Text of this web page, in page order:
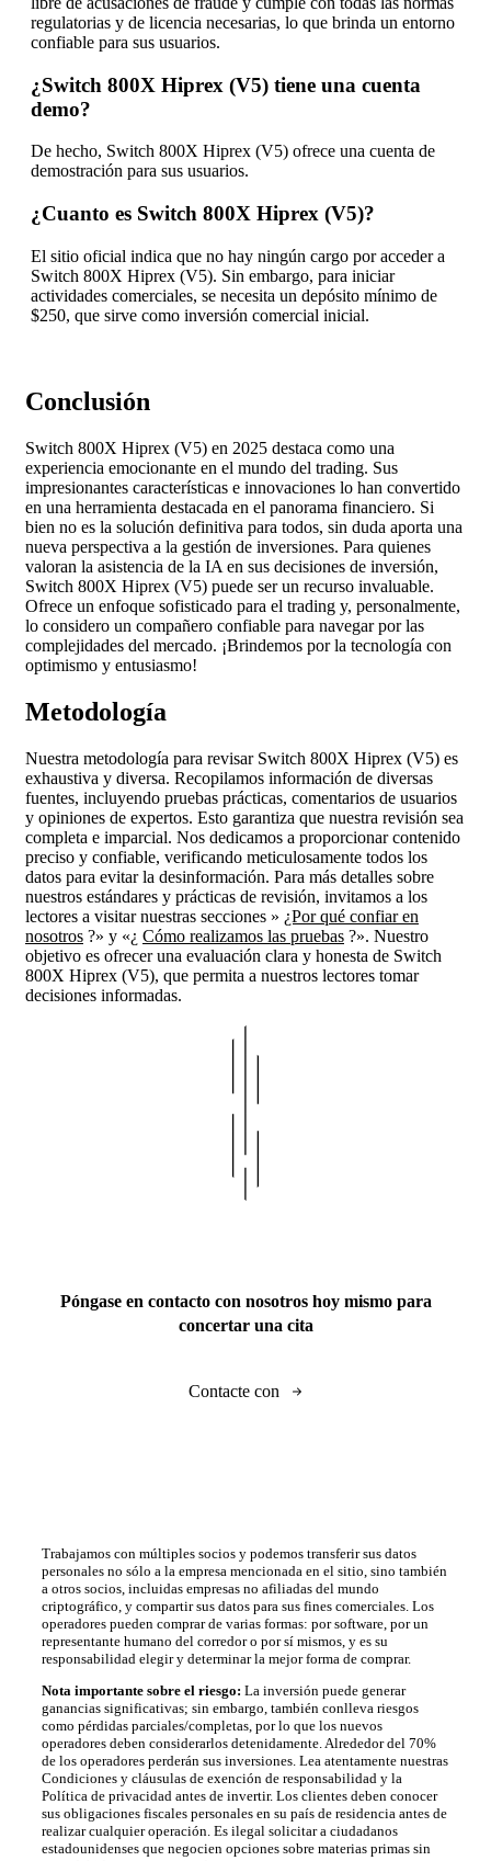
regulatorias y de licencia necesarias, lo que brinda un entorno
confiable para sus usuarios.
¿Switch 800X Hiprex (V5) tiene una cuenta
demo?
De hecho, Switch 800X Hiprex (V5) ofrece una cuenta de
demostración para sus usuarios.
¿Cuanto es Switch 800X Hiprex (V5)?
El sitio oficial indica que no hay ningún cargo por acceder a
Switch 800X Hiprex (V5). Sin embargo, para iniciar
actividades comerciales, se necesita un depósito mínimo de
$250, que sirve como inversión comercial inicial.
Conclusión
Switch 800X Hiprex (V5) en 2025 destaca como una
experiencia emocionante en el mundo del trading. Sus
impresionantes características e innovaciones lo han convertido
en una herramienta destacada en el panorama financiero. Si
bien no es la solución definitiva para todos, sin duda aporta una
nueva perspectiva a la gestión de inversiones. Para quienes
valoran la asistencia de la IA en sus decisiones de inversión,
Switch 800X Hiprex (V5) puede ser un recurso invaluable.
Ofrece un enfoque sofisticado para el trading y, personalmente,
lo considero un compañero confiable para navegar por las
complejidades del mercado. ¡Brindemos por la tecnología con
optimismo y entusiasmo!
Metodología
Nuestra metodología para revisar Switch 800X Hiprex (V5) es
exhaustiva y diversa. Recopilamos información de diversas
fuentes, incluyendo pruebas prácticas, comentarios de usuarios
y opiniones de expertos. Esto garantiza que nuestra revisión sea
completa e imparcial. Nos dedicamos a proporcionar contenido
preciso y confiable, verificando meticulosamente todos los
datos para evitar la desinformación. Para más detalles sobre
nuestros estándares y prácticas de revisión, invitamos a los
lectores a visitar nuestras secciones » ¿Por qué confiar en
nosotros ?» y «¿ Cómo realizamos las pruebas ?». Nuestro
objetivo es ofrecer una evaluación clara y honesta de Switch
800X Hiprex (V5), que permita a nuestros lectores tomar
decisiones informadas.
Póngase en contacto con nosotros hoy mismo para
concertar una cita
Contacte con
Trabajamos con múltiples socios y podemos transferir sus datos
personales no sólo a la empresa mencionada en el sitio, sino también
a otros socios, incluidas empresas no afiliadas del mundo
criptográfico, y compartir sus datos para sus fines comerciales. Los
operadores pueden comprar de varias formas: por software, por un
representante humano del corredor o por sí mismos, y es su
responsabilidad elegir y determinar la mejor forma de comprar.
Nota importante sobre el riesgo: La inversión puede generar
ganancias significativas; sin embargo, también conlleva riesgos
como pérdidas parciales/completas, por lo que los nuevos
operadores deben considerarlos detenidamente. Alrededor del 70%
de los operadores perderán sus inversiones. Lea atentamente nuestras
Condiciones y cláusulas de exención de responsabilidad y la
Política de privacidad antes de invertir. Los clientes deben conocer
sus obligaciones fiscales personales en su país de residencia antes de
realizar cualquier operación. Es ilegal solicitar a ciudadanos
estadounidenses que negocien opciones sobre materias primas sin